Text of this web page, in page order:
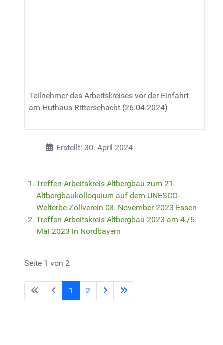
Teilnehmer des Arbeitskreises vor der Einfahrt
am Huthaus Ritterschacht (26.04.2024)
Details Erstellt: 30. April 2024
Treffen Arbeitskreis Altbergbau zum 21.
Altbergbaukolloquium auf dem UNESCO-
Welterbe Zollverein 08. November 2023 Essen
Treffen Arbeitskreis Altbergbau 2023 am 4./5.
Mai 2023 in Nordbayern
Seite 1 von 2
1 2